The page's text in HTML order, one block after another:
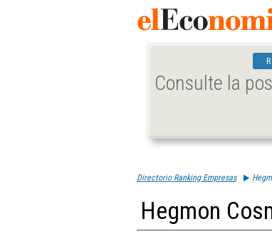
Consulte la
Directorio Ranking Empresas
Hegmon